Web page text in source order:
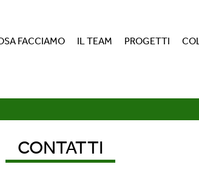
FACCIAMO IL TEAM PROGETTI
CONTATTI